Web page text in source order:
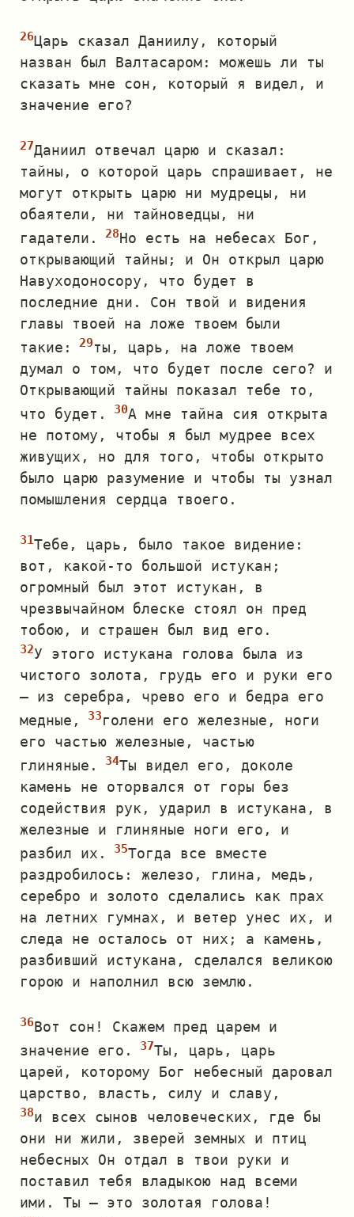
Царь сказал Даниилу, который
назван был Валтасаром: можешь ли ты
сказать мне сон, который я видел, и
значение его?
Даниил отвечал царю и сказал:
тайны, о которой царь спрашивает, не
могут открыть царю ни мудрецы, ни
обаятели, ни тайноведцы, ни
гадатели.
Но есть на небесах Бог,
открывающий тайны; и Он открыл царю
Навуходоносору, что будет в
последние дни. Сон твой и видения
главы твоей на ложе твоем были
такие:
ты, царь, на ложе твоем
думал о том, что будет после сего? и
Открывающий тайны показал тебе то,
что будет.
А мне тайна сия открыта
не потому, чтобы я был мудрее всех
живущих, но для того, чтобы открыто
было царю разумение и чтобы ты узнал
помышления сердца твоего.
Тебе, царь, было такое видение:
вот, какой‐то большой истукан;
огромный был этот истукан, в
чрезвычайном блеске стоял он пред
тобою, и страшен был вид его.
У этого истукана голова была из
чистого золота, грудь его и руки его
— из серебра, чрево его и бедра его
медные,
голени его железные, ноги
его частью железные, частью
глиняные.
Ты видел его, доколе
камень не оторвался от горы без
содействия рук, ударил в истукана, в
железные и глиняные ноги его, и
разбил их.
Тогда все вместе
раздробилось: железо, глина, медь,
серебро и золото сделались как прах
на летних гумнах, и ветер унес их, и
следа не осталось от них; а камень,
разбивший истукана, сделался великою
горою и наполнил всю землю.
Вот сон! Скажем пред царем и
значение его.
Ты, царь, царь
царей, которому Бог небесный даровал
царство, власть, силу и славу,
и всех сынов человеческих, где бы
они ни жили, зверей земных и птиц
небесных Он отдал в твои руки и
поставил тебя владыкою над всеми
ими. Ты — это золотая голова!